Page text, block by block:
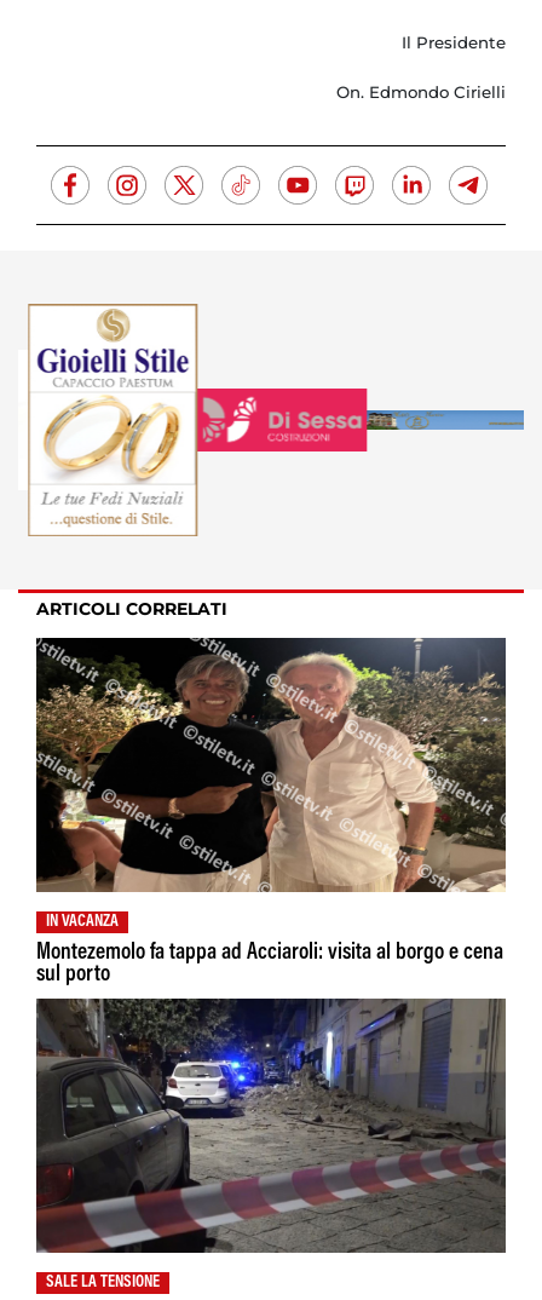
Il Presidente
On. Edmondo Cirielli
ARTICOLI CORRELATI
IN VACANZA
Montezemolo fa tappa ad Acciaroli: visita al borgo e cena
sul porto
SALE LA TENSIONE